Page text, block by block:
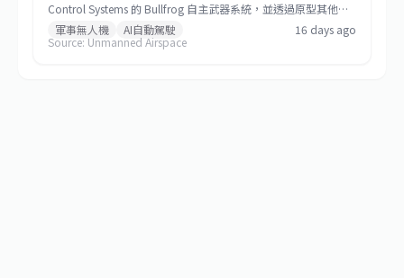
Control Systems 的 Bullfrog 自主武器系統，並透過原型其他交
易協議（OTA）整合至輕型海軍陸戰隊防空整合系統（L-
MADIS）。該系統運用 AI、電腦視覺與精密機器人技術，使傳統
軍事無人機 AI自動駕駛
16 days ago
Source: Unmanned Airspace